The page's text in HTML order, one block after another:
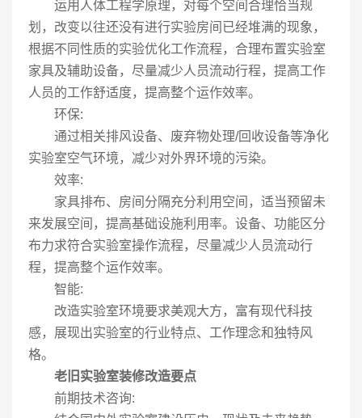
运用人体工程学原理，对每个空间合理恰当规
划，改变以往还没有进行实验房间已经堆满的现象，
根据不同性质的实验优化工作流程，合理布置实验室
家具及辅助设备，尽量减少人员流动行程，提高工作
人员的工作舒适度，提高整个运作效率。
环保:
通过相关排风设备、废弃物处理/回收设备等净化
实验室空气环境，减少对外界环境的污染。
效率:
家具排布、房间分隔充分利用空间，适当预留未
来发展空间，提高基础设施利用率。设备、功能区分
布力求符合实验室操作流程，尽量减少人员流动行
程，提高整个运作效率。
智能:
改造实验室环境要求美观大方，富有现代科技
感，展现出实验室的行业特点、工作理念和独特风
格。
老旧实验室装修改造要点
前期技术咨询: